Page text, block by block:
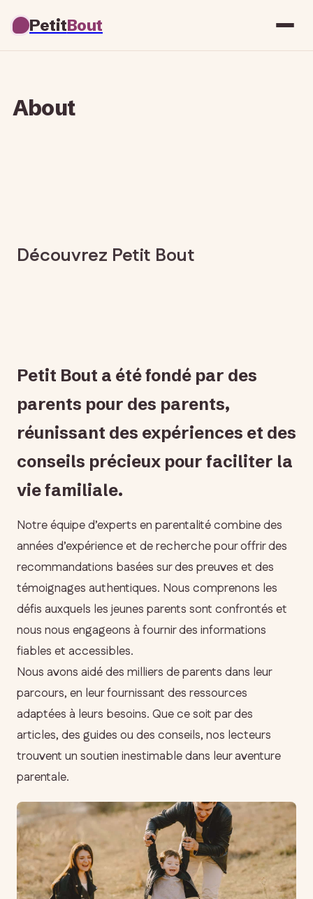
PetitBout
About
Découvrez Petit Bout
Petit Bout a été fondé par des
parents pour des parents,
réunissant des expériences et des
conseils précieux pour faciliter la
vie familiale.
Notre équipe d’experts en parentalité combine des
années d’expérience et de recherche pour offrir des
recommandations basées sur des preuves et des
témoignages authentiques. Nous comprenons les
défis auxquels les jeunes parents sont confrontés et
nous nous engageons à fournir des informations
fiables et accessibles.
Nous avons aidé des milliers de parents dans leur
parcours, en leur fournissant des ressources
adaptées à leurs besoins. Que ce soit par des
articles, des guides ou des conseils, nos lecteurs
trouvent un soutien inestimable dans leur aventure
parentale.